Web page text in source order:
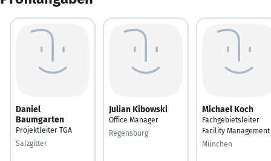
Daniel
Baumgarten
Projektleiter TGA
Salzgitter
Julian Kibowski
Office Manager
Regensburg
Michael Koch
Fachgebietsleiter
Facility Management
München